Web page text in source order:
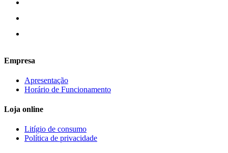
Empresa
Apresentação
Horário de Funcionamento
Loja online
Litígio de consumo
Política de privacidade